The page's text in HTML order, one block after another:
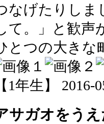
なげたりしま
て。」と歓声
とつの大きな
【1年生】 2016-
サガオをうえ